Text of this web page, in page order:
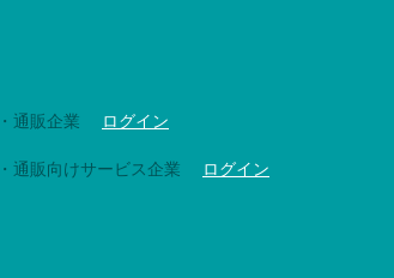
通販企業 ログイン
通販向けサービス企業 ログイン